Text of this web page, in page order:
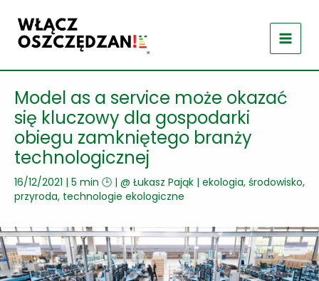
treści
Model as a service może okazać
się kluczowy dla gospodarki
obiegu zamkniętego branży
technologicznej
16/12/2021 | 5 min 🕒 | @ Łukasz Pająk | ekologia, środowisko,
przyroda, technologie ekologiczne